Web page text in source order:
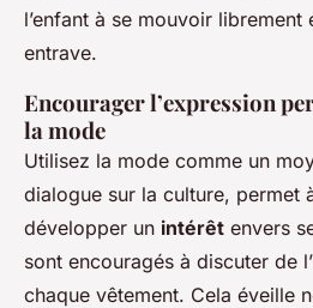
l’enfant à se mouvoir librement
entrave.
Encourager l’expression
la mode
Utilisez la mode comme un
dialogue sur la culture, permet
développer un intérêt envers
sont encouragés à discuter de
chaque vêtement. Cela éveille